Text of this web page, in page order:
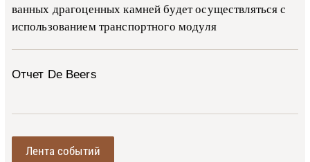
ван­ных дра­го­цен­ных ка­м­ней бу­дет осу­ще­ств­лять­ся с
ис­поль­зо­ва­ни­ем тран­с­пор­т­но­го мо­ду­ля
Отчет De Beers
Лента событий